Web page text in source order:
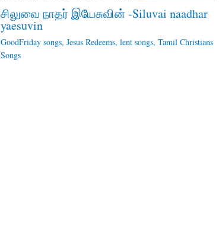
சிலுவை நாதர் இயேசுவின் -Siluvai naadhar
yaesuvin
GoodFriday songs, Jesus Redeems, lent songs, Tamil Christians
Songs